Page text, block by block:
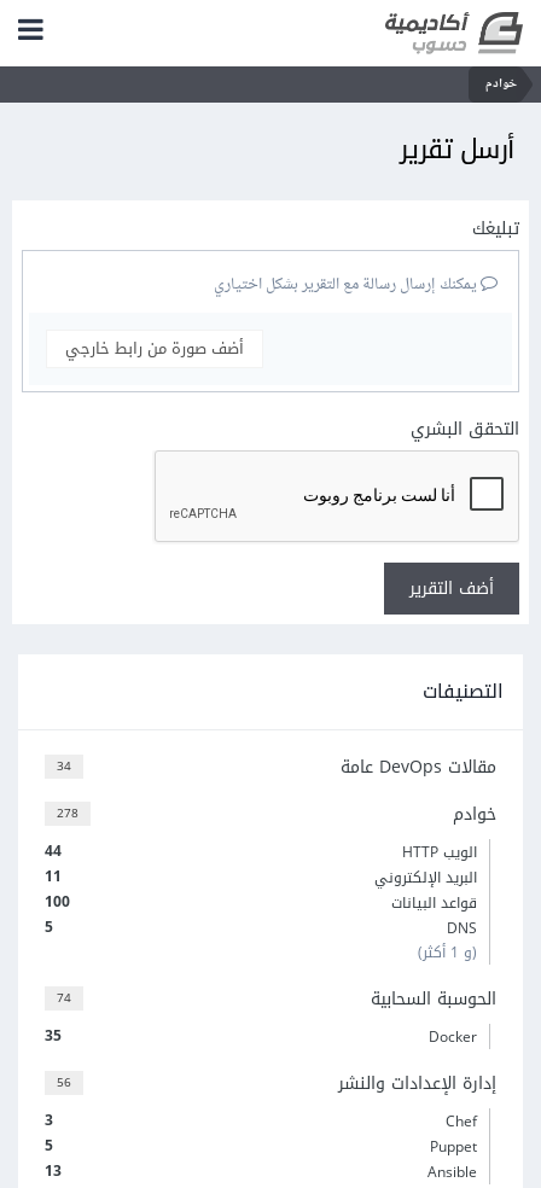
خوادم
أرسل تقرير
تبليغك
يمكنك إرسال رسالة مع التقرير بشكل اختياري
أضف صورة من رابط خارجي
التحقق البشري
أضف التقرير
التصنيفات
34 مقالات DevOps عامة
278 خوادم
44
الويب HTTP
11
البريد الإلكتروني
100
قواعد البيانات
5
DNS
(و 1 أكثر)
74 الحوسبة السحابية
35 Docker
56 إدارة الإعدادات والنشر
3
Chef
5
Puppet
13
Ansible